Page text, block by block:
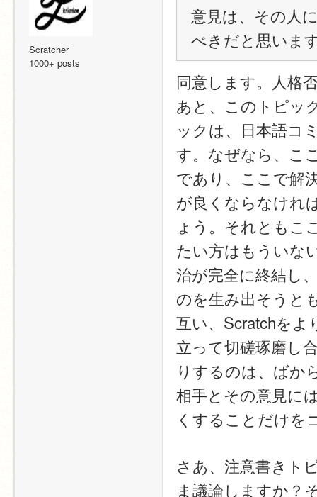
Scratcher
1000+ posts
意見は、その人
べきだと思いま
同意します。人格
あと、このトピッ
ックは、日本語コ
す。なぜなら、こ
であり、ここで解
が良くならなけれ
ょう。それともこ
たい方はもういな
治が完全に終結し
のを生み出そうと
互い、Scratchを
立って切磋琢磨し
りするのは、ばか
相手とその意見に
くすることだけを
さあ、注意書きト
ま議論しますか？